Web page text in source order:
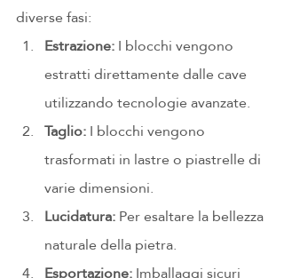
diverse fasi:
Estrazione: I blocchi vengono
estratti direttamente dalle cave
utilizzando tecnologie avanzate.
Taglio: I blocchi vengono
trasformati in lastre o piastrelle di
varie dimensioni.
Lucidatura: Per esaltare la bellezza
naturale della pietra.